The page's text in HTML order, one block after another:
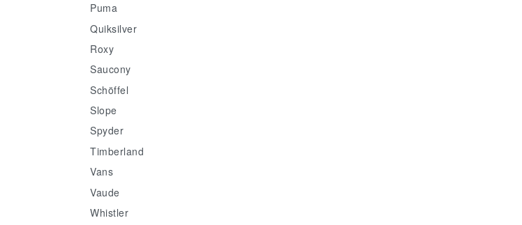
Puma
Quiksilver
Roxy
Saucony
Schöffel
Slope
Spyder
Timberland
Vans
Vaude
Whistler